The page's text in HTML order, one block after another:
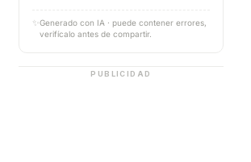
✨ Generado con IA · puede contener errores,
verifícalo antes de compartir.
PUBLICIDAD